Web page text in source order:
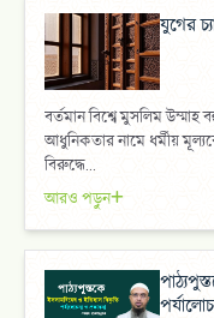
যুগের
বর্তমান বিশ্বে মুসলিম
আধুনিকতার নামে ধর্মীয়
বিরুদ্ধে...
আরও পড়ুন